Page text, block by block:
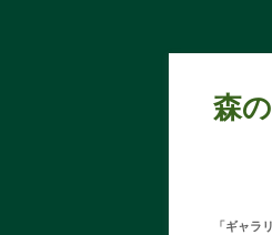
森
「ギャラ